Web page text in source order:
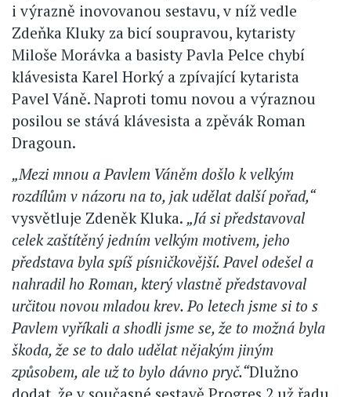
i výrazně inovovanou sestavu, v níž vedle
Zdeňka Kluky za bicí soupravou, kytaristy
Miloše Morávka a basisty Pavla Pelce chybí
klávesista Karel Horký a zpívající kytarista
Pavel Váně. Naproti tomu novou a výraznou
posilou se stává klávesista a zpěvák Roman
Dragoun.
„Mezi mnou a Pavlem Váněm došlo k velkým
rozdílům v názoru na to, jak udělat další pořad,“
vysvětluje Zdeněk Kluka. „Já si představoval
celek zaštítěný jedním velkým motivem, jeho
představa byla spíš písničkovější. Pavel odešel a
nahradil ho Roman, který vlastně představoval
určitou novou mladou krev. Po letech jsme si to s
Pavlem vyříkali a shodli jsme se, že to možná byla
škoda, že se to dalo udělat nějakým jiným
způsobem, ale už to bylo dávno pryč.“Dlužno